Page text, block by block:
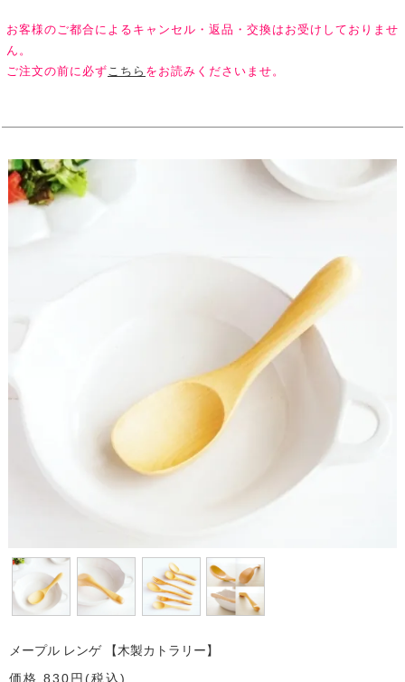
お客様のご都合によるキャンセル・返品・交換はお受けしておりませ
ん。
ご注文の前に必ず こちら をお読みくださいませ。
メープル レンゲ 【木製カトラリー】
価格 830円(税込)